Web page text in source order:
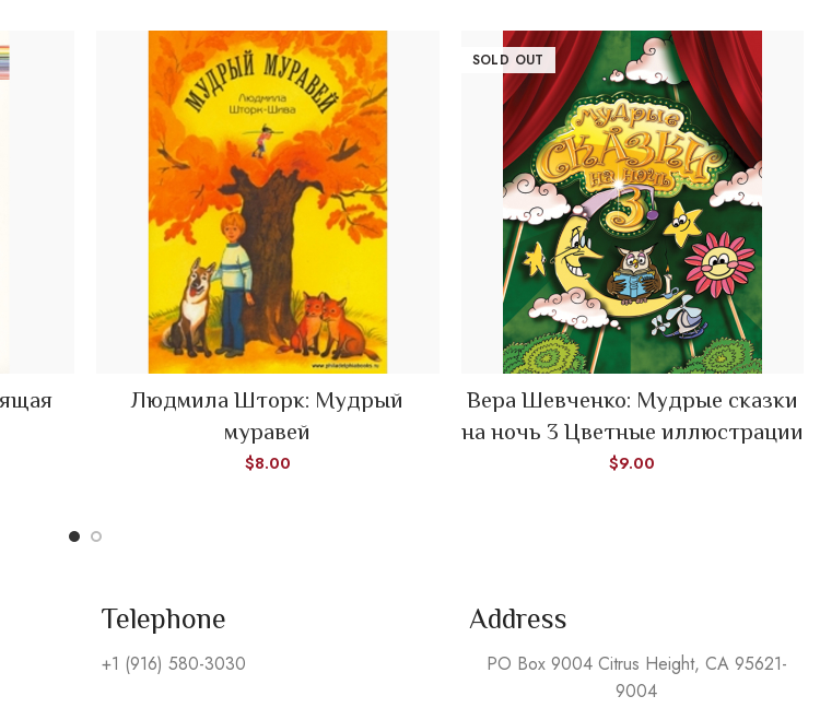
ADD TO CART
Людмила Шторк: Мудрый
муравей
$8.00
SOLD OUT
READ MORE
Вера Шевченко: Мудрые сказки
на ночь 3 Цветные иллюстрации
$9.00
Telephone
+1 (916) 580-3030
Address
PO Box 9004 Citrus Height, CA 95621-
9004